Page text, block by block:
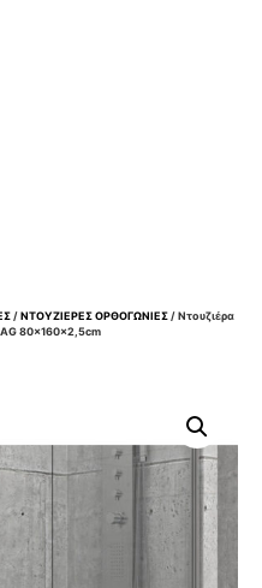
/ΝΤΟΥΖΙΕΡΕΣ ΟΡΘΟΓΩΝΙΕΣ/ Ντουζιέρα
80x160x2,5cm